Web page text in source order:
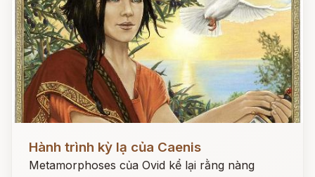
Hành trình kỳ lạ của Caenis
Metamorphoses của Ovid kể lại rằng nàng